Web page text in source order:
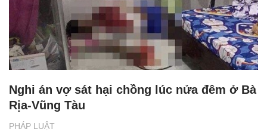
PHÁP LUẬT
Nghi án vợ sát hại chồng lúc nửa đêm ở Bà
Rịa-Vũng Tàu